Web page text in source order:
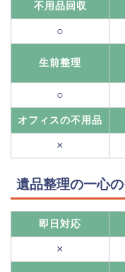
不用品回収
○
生前整理
○
オフィスの不用品
×
遺品整理の一心
即日対応
×